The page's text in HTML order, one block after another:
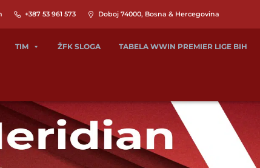
+387 53 961 573 Doboj 74000, Bosna & Hercegovina
TIM ŽFK SLOGA TABELA WWIN PREMIER LIGE BIH